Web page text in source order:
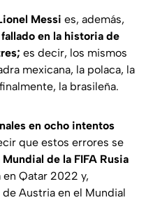
Messi es, además,
en la historia de
es decir, los mismos
mexicana, la polaca, la
la brasileña.
en ocho intentos
que estos errores se
de la FIFA Rusia
en Qatar 2022 y,
Austria en el Mundial